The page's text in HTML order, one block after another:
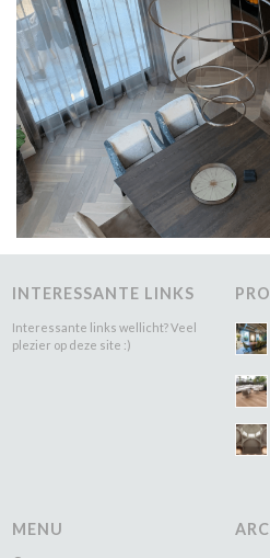
INTERESSANTE LINKS
Interessante links wellicht? Veel
plezier op deze site :)
MENU